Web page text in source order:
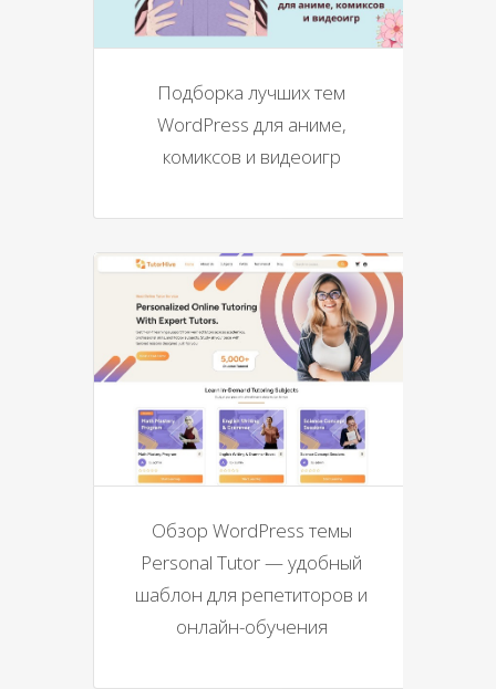
Подборка лучших тем
WordPress для аниме,
комиксов и видеоигр
Обзор WordPress темы
Personal Tutor — удобный
шаблон для репетиторов и
онлайн-обучения